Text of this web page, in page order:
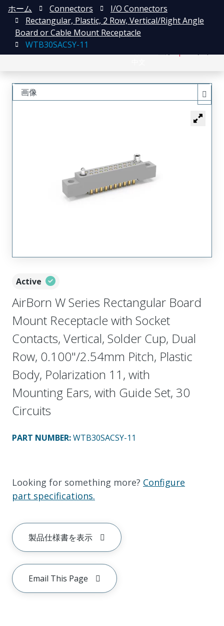
ホーム Connectors
I/O Connectors
Rectangular, Plastic, 2 Row, Vertical/Right Angle
Board or Cable Mount Receptacle
WTB30SACSY-11
Active
AirBorn W Series Rectangular Board
Mount Receptacle with Socket
Contacts, Vertical, Solder Cup, Dual
Row, 0.100"/2.54mm Pitch, Plastic
Body, Polarization 11, with
Mounting Ears, with Guide Set, 30
Circuits
PART NUMBER:WTB30SACSY-11
Looking for something more? Configure
part specifications.
製品仕様書を表示
Email This Page
画像